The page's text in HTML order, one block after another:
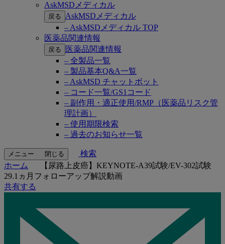
AskMSDメディカル
戻る
AskMSDメディカル
– AskMSDメディカル TOP
医薬品関連情報
戻る
医薬品関連情報
– 全製品一覧
– 製品基本Q&A一覧
– AskMSD チャットボット
– コード一覧/GS1コード
– 副作用・適正使用/RMP（医薬品リスク管
理計画）
– 使用期限検索
– 過去のお知らせ一覧
メニュー 閉じる
検索
ホーム
【尿路上皮癌】KEYNOTE-A39試験/EV-302試験
29.1ヵ月フォローアップ解説動画
共有する